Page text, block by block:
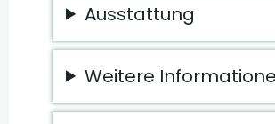
Ausstattung
Weitere